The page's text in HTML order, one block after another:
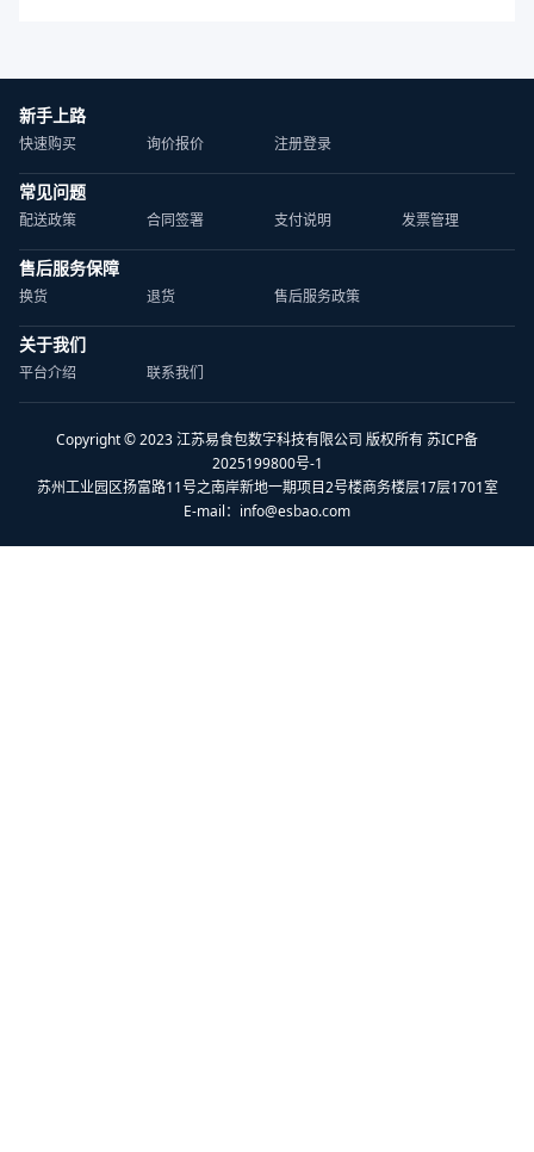
新手上路
快速购买 询价报价 注册登录
常见问题
配送政策 合同签署 支付说明 发票管理
售后服务保障
换货 退货 售后服务政策
关于我们
平台介绍 联系我们
Copyright © 2023 江苏易食包数字科技有限公司 版权所有 苏ICP备
2025199800号-1
苏州工业园区扬富路11号之南岸新地一期项目2号楼商务楼层17层1701室
E-mail： info@esbao.com